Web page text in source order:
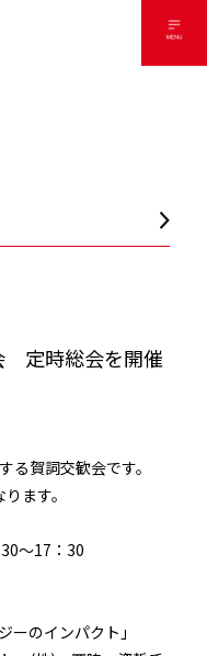
定時総会を開催
る賀詞交歓会です。
ます。
～17：30
ーのインパクト」